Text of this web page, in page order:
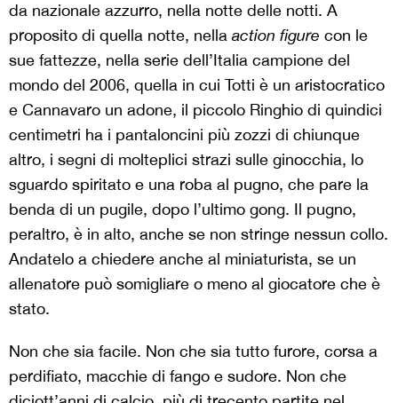
da nazionale azzurro, nella notte delle notti. A
proposito di quella notte, nellaaction figure con le
sue fattezze, nella serie dell’Italia campione del
mondo del 2006, quella in cui Totti è un aristocratico
e Cannavaro un adone, il piccolo Ringhio di quindici
centimetri ha i pantaloncini più zozzi di chiunque
altro, i segni di molteplici strazi sulle ginocchia, lo
sguardo spiritato e una roba al pugno, che pare la
benda di un pugile, dopo l’ultimo gong. Il pugno,
peraltro, è in alto, anche se non stringe nessun collo.
Andatelo a chiedere anche al miniaturista, se un
allenatore può somigliare o meno al giocatore che è
stato.
Non che sia facile. Non che sia tutto furore, corsa a
perdifiato, macchie di fango e sudore. Non che